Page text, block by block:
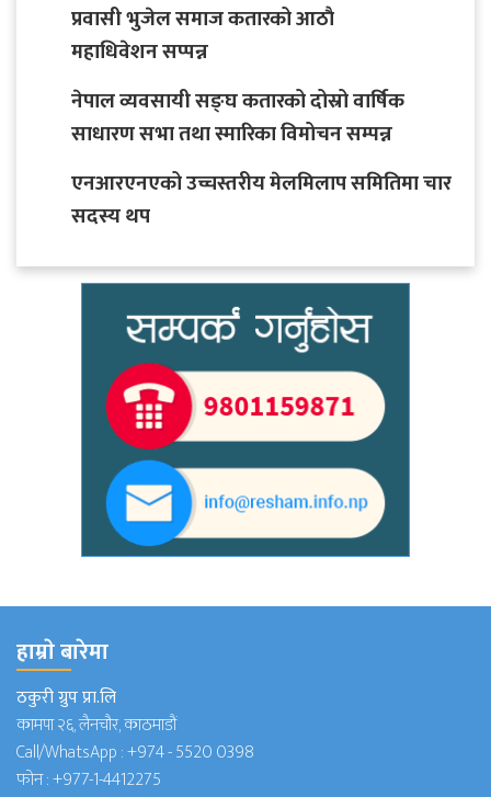
प्रवासी भुजेल समाज कतारको आठाै
महाधिवेशन सप्पन्न
नेपाल व्यवसायी सङ्घ कतारको दोस्रो वार्षिक
साधारण सभा तथा स्मारिका विमोचन सम्पन्न
एनआरएनएको उच्चस्तरीय मेलमिलाप समितिमा चार
सदस्य थप
हाम्राे बारेमा
ठकुरी ग्रुप प्रा.लि
कामपा २६, लैनचौर, काठमाडौं
Call/WhatsApp :+974 - 5520 0398
फोन :+977-1-4412275